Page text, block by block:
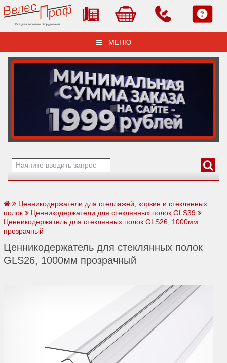
Все для торгового оборудования
МЕНЮ
Ценникодержатели для стеллажей, корзин и стеклянных
полок
Ценникодержатели для стеклянных полок GLS39
Ценникодержатель для стеклянных полок GLS26, 1000мм
прозрачный
Ценникодержатель для стеклянных полок
GLS26, 1000мм прозрачный